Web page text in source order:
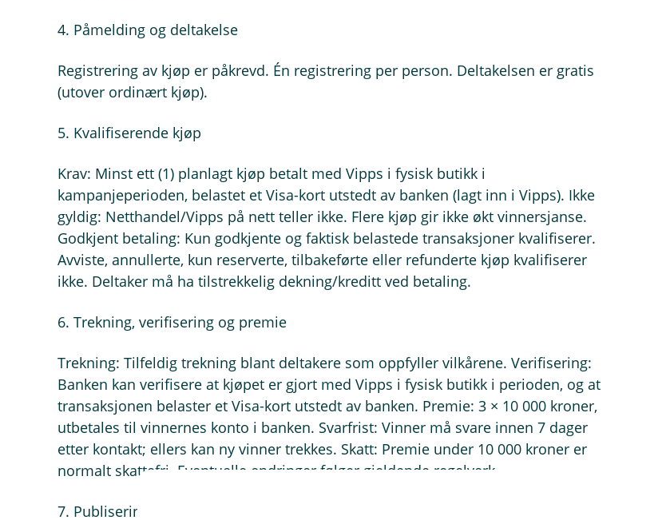
4. Påmelding og deltakelse
Registrering av kjøp er påkrevd. Én registrering per person. Deltakelsen er gratis
(utover ordinært kjøp).
5. Kvalifiserende kjøp
Krav: Minst ett (1) planlagt kjøp betalt med Vipps i fysisk butikk i
kampanjeperioden, belastet et Visa-kort utstedt av banken (lagt inn i Vipps). Ikke
gyldig: Netthandel/Vipps på nett teller ikke. Flere kjøp gir ikke økt vinnersjanse.
Godkjent betaling: Kun godkjente og faktisk belastede transaksjoner kvalifiserer.
Avviste, annullerte, kun reserverte, tilbakeførte eller refunderte kjøp kvalifiserer
ikke. Deltaker må ha tilstrekkelig dekning/kreditt ved betaling.
6. Trekning, verifisering og premie
Trekning: Tilfeldig trekning blant deltakere som oppfyller vilkårene. Verifisering:
Banken kan verifisere at kjøpet er gjort med Vipps i fysisk butikk i perioden, og at
transaksjonen belaster et Visa-kort utstedt av banken. Premie: 3 × 10 000 kroner,
utbetales til vinnernes konto i banken. Svarfrist: Vinner må svare innen 7 dager
etter kontakt; ellers kan ny vinner trekkes. Skatt: Premie under 10 000 kroner er
normalt skattefri. Eventuelle endringer følger gjeldende regelverk.
7. Publisering av fornavn (samtykke)